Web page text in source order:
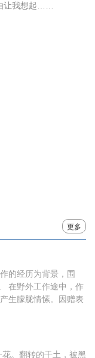
让我想起……
更多
的经历为背景，围
在野外工作途中，作
生朦胧情愫。因赠表
。翻转的干土，被黑